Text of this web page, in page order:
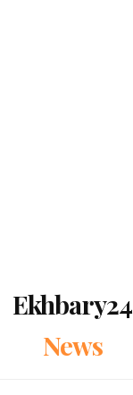
Ekhbary24
News